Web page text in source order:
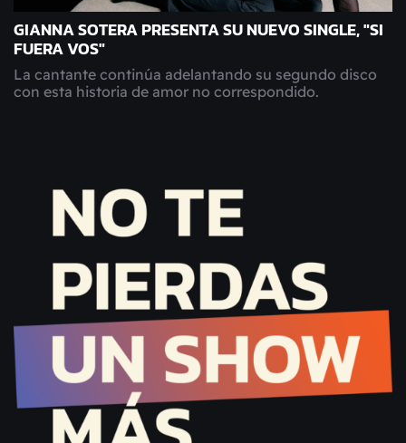
GIANNA SOTERA PRESENTA SU NUEVO SINGLE, "SI
FUERA VOS"
La cantante continúa adelantando su segundo disco
con esta historia de amor no correspondido.